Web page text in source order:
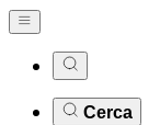
Cerca